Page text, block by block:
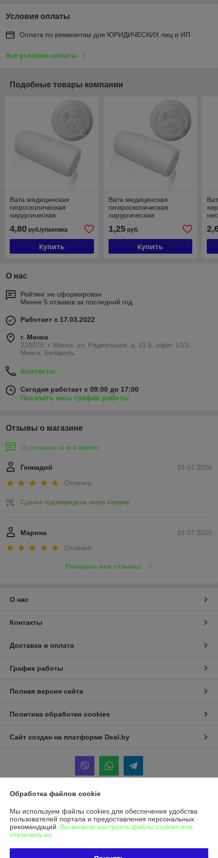
Условия оплаты
Оплата по реквизитам для ЮРИДИЧЕСКИХ лиц и ИП
Все условия оплаты
Подобные товары компании
Вата медицинская
гигроскопическая
хирургическая
фасованная в виде
ШАРИКОВ, упаковка 50
4,80 руб./упаковка
Купить
Вата медицинская
гигироскопическая
хирургическая
фасованная в виде
ШАРИКОВ по 5 штук
1,25руб.
Купить
О нас
Рейтинг не сформирован
Менее 5 отзывов за последний год
Работает с 17.03.2022
г. Минск
220070, г. Минск, ул. Радиальная, д. 11 Б, офис 12/2 ,
Минск, Беларусь
Контакты
Сегодня работает с 09:00 до 17:00
Показать весь график работы
Отзывы о магазине
10 отзывов за всё время
29.07.2026
Геннадий
Отлично
Сделка подтверждена через корзину
15.07.2025
Марина
Отлично
Показать все отзывы
О нас
Контакты
Доставка и оплата
График работы
Полная версия сайта
Политика обработки cookies
Сайт создан на платформе Deal.by
Юридическое лицо:Общество с ограниченной ответственностью
"Альфасептика"
220070, г. Минск, ул. Радиальная, д. 11 Б, офис 12/2
Регистрационный номер ЕГР: 193455025
Обработка файлов cookie
Мы используем файлы cookies для обеспечения удобства
пользователей портала и предоставления персональных
рекомендаций. Вы можете настроить файлы cookies или
отключить их.